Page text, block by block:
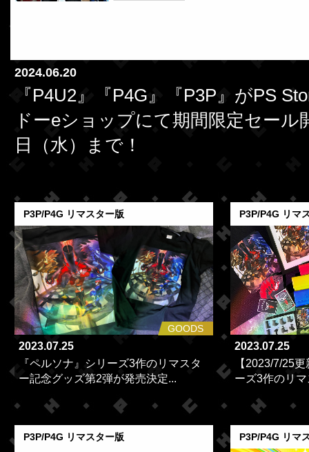
2024.06.20
『P4U2』『P4G』『P3P』がPS
ドーeショップにて期間限定セール
日（水）まで！
P3P/P4G リマスター版
GOODS
2023.07.25
『ペルソナ』シリーズ3作のリマスタ
ー記念グッズ第2弾が発売決定...
P3P/P4G リマ
2023.07.25
【2023/7/25
ーズ3作のリ
P3P/P4G リマスター版 P3P/P4G リマ